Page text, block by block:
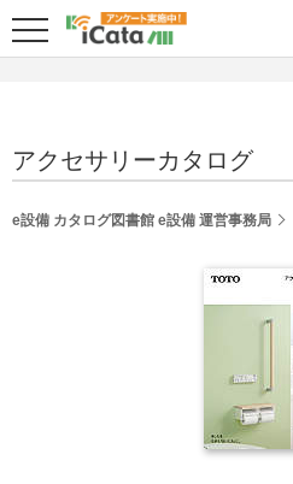
アクセサリーカタログ
e設備 カタログ図書館 e設備 運営事務局